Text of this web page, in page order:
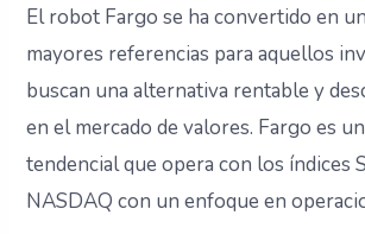
El robot Fargo se ha convertido en
mayores referencias para aquellos
buscan una alternativa rentable y
en el mercado de valores. Fargo es
tendencial que opera con los índices
NASDAQ con un enfoque en